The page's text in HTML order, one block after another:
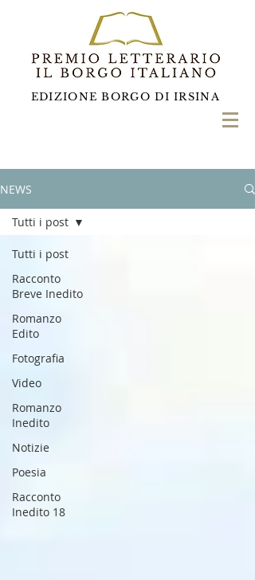
EDIZIONE BORGO DI IRSINA
NEWS
Tutti i post
Racconto
Breve Inedito
Romanzo
Edito
Fotografia
Video
Romanzo
Inedito
Notizie
Poesia
Racconto
Inedito 18
Tutti i post